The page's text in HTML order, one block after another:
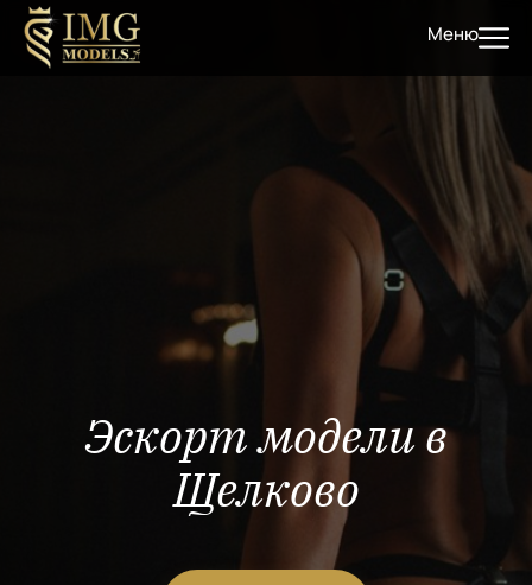
Меню
Эскорт модели в
Щелково